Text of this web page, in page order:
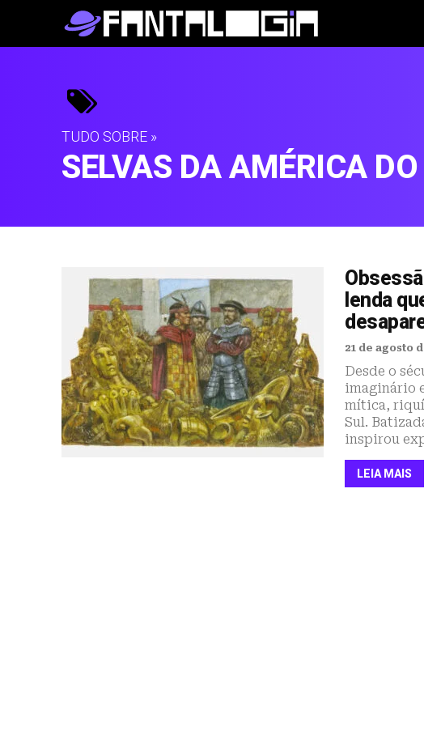
TUDO SOBRE »
SELVAS DA AMÉRICA
lenda
21 de agosto
Desde o
imaginário
mítica,
Sul.
inspirou
LEIA MAIS